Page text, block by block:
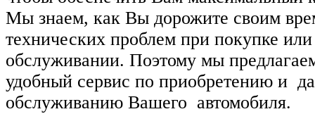
Мы знаем, как Вы дорожите своим
технических проблем при покупке
обслуживании. Поэтому мы
удобный сервис по приобретению и
обслуживанию Вашего автомобиля.